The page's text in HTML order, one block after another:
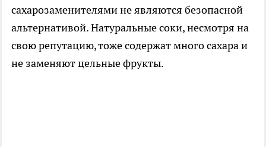
сахарозаменителями не являются безопасной
альтернативой. Натуральные соки, несмотря на
свою репутацию, тоже содержат много сахара и
не заменяют цельные фрукты.